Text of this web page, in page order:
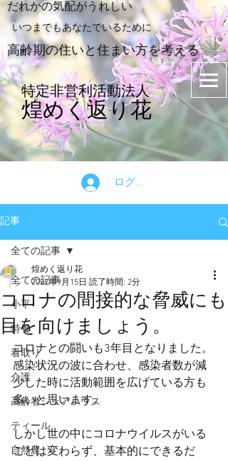
​だれかの気配がうれしい
​いつまでもあなたでいるために
​高齢期の住いと住まい方を考える
特定非営利活動法人
煌めく返り花
ログイン
記事
全ての記事
小平
特養
看取り
介護
高齢者シェアハウス
ティール
自然農
全ての記事
コロナの間接的な脅威にも
目を向けましょう。
煌めく返り花
2022年9月15日 読了時間: 2分
コロナとの闘いも3年目となりました。
感染状況の波に合わせ、感染者数が減
少した時に活動範囲を広げている方も
多いと思います。
しかし世の中にコロナウイルスがいる
ことは変わらず、基本的にできるだ